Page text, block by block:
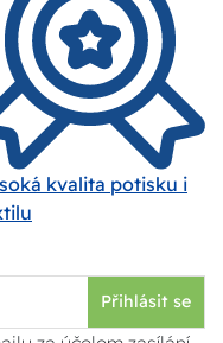
kvalita potisku i
Přihlásit se